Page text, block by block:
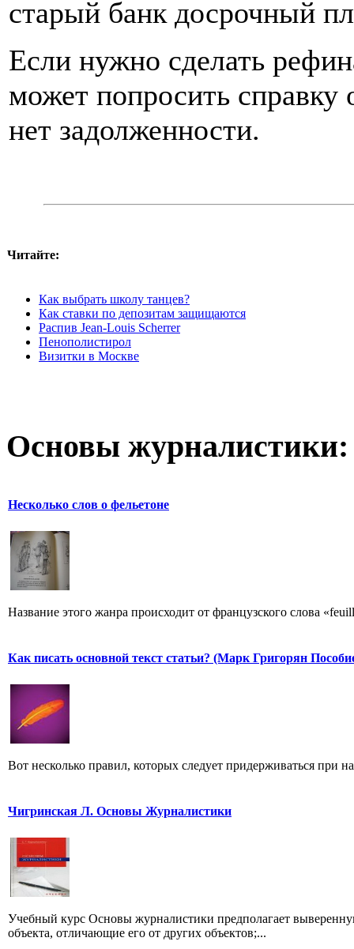
старый банк досрочный
Если нужно сделать
может попросить справку
нет задолженности.
Читайте:
Как выбрать школу танцев?
Как ставки по депозитам защищаются
Распив Jean-Louis Scherrer
Пенополистирол
Визитки в Москве
Основы журналистики:
Несколько слов о фельетоне
Название этого жанра происходит от французского слова
Как писать основной текст статьи? (Марк Григорян
Вот несколько правил, которых следует придерживаться при
Чигринская Л. Основы Журналистики
Учебный курс Основы журналистики предполагает
объекта, отличающие его от других объектов;...